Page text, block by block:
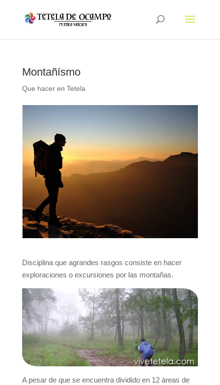
Montañísmo
Que hacer en Tetela
Disciplina que agrandes rasgos consiste en hacer
exploraciones o excursiones por las montañas.
A pesar de que se encuentra dividido en 12 áreas de